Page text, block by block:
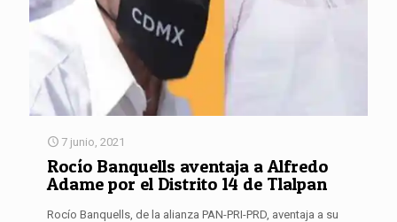
7 junio, 2021
Rocío Banquells aventaja a Alfredo
Adame por el Distrito 14 de Tlalpan
Rocío Banquells, de la alianza PAN-PRI-PRD, aventaja a su